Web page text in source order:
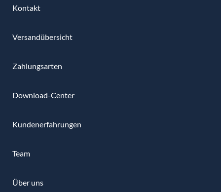
Kontakt
Versandübersicht
Zahlungsarten
Download-Center
Kundenerfahrungen
Team
Über uns